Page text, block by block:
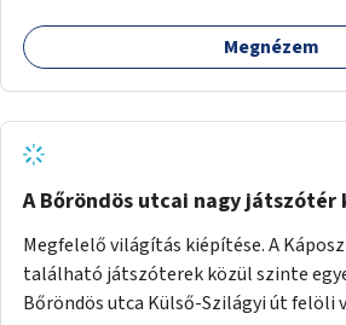
Megnézem
A Bőröndös utcai nagy
Megfelelő világítás kiépítése. A
található játszóterek közül szinte
Bőröndös utca Külső-Szilágyi út felöli